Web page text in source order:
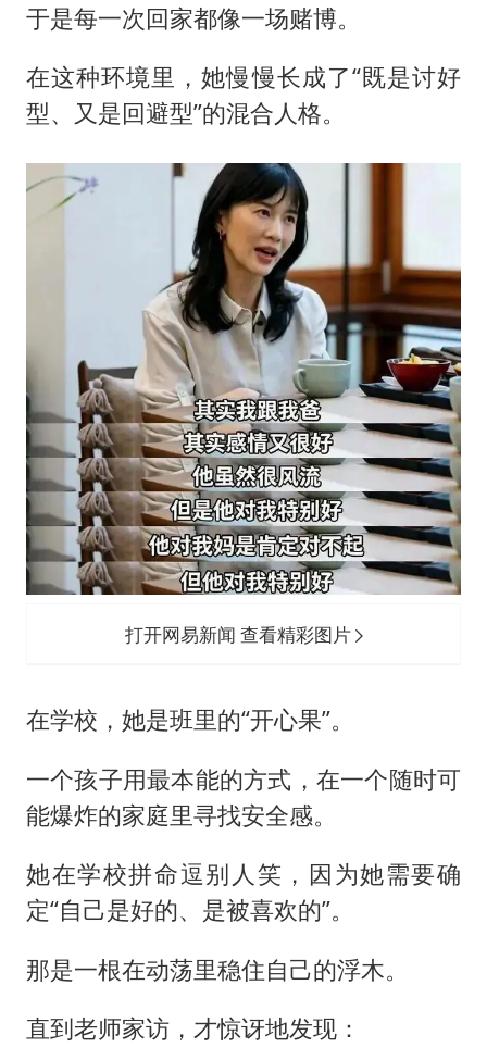
于是每一次回家都像一场赌博。
在这种环境里，她慢慢长成了“既是讨好
型、又是回避型”的混合人格。
打开网易新闻 查看精彩图片
在学校，她是班里的“开心果”。
一个孩子用最本能的方式，在一个随时可
能爆炸的家庭里寻找安全感。
她在学校拼命逗别人笑，因为她需要确
定“自己是好的、是被喜欢的”。
那是一根在动荡里稳住自己的浮木。
直到老师家访，才惊讶地发现：